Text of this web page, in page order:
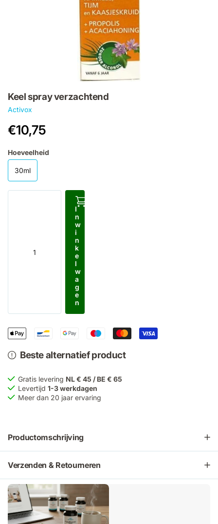
Keel spray verzachtend
Activox
€10,75
Hoeveelheid
30ml
I
n
w
i
n
k
e
l
w
a
g
e
n
Beste alternatief product
Gratis levering NL € 45 / BE € 65
Levertijd 1-3 werkdagen
Meer dan 20 jaar ervaring
Productomschrijving
Verzenden & Retourneren